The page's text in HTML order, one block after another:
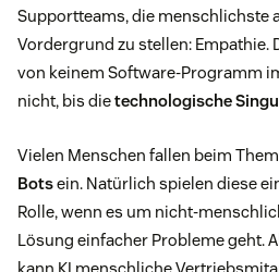
Supportteams, die menschlichste
Vordergrund zu stellen: Empathie.
von keinem Software-Programm
nicht, bis dietechnologische
Vielen Menschen fallen beim
Botsein. Natürlich spielen diese
Rolle, wenn es um nicht-
Lösung einfacher Probleme geht.